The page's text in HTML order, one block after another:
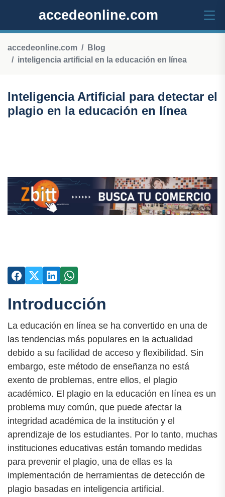
accedeonline.com
accedeonline.com
Blog
inteligencia artificial en la educación en línea
Inteligencia Artificial para detectar el
plagio en la educación en línea
Introducción
La educación en línea se ha convertido en una de
las tendencias más populares en la actualidad
debido a su facilidad de acceso y flexibilidad. Sin
embargo, este método de enseñanza no está
exento de problemas, entre ellos, el plagio
académico. El plagio en la educación en línea es un
problema muy común, que puede afectar la
integridad académica de la institución y el
aprendizaje de los estudiantes. Por lo tanto, muchas
instituciones educativas están tomando medidas
para prevenir el plagio, una de ellas es la
implementación de herramientas de detección de
plagio basadas en inteligencia artificial.